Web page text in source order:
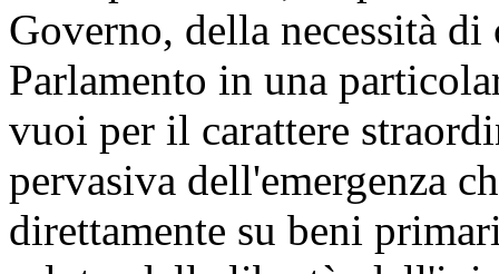
Governo, della necessità
Parlamento in una
vuoi per il carattere
pervasiva dell'emergenza
direttamente su beni